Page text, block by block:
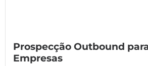
Prospecção Outbound
Empresas